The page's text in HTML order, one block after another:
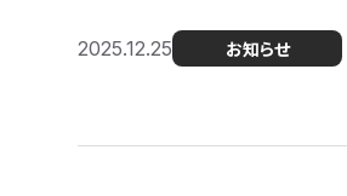
2025.12.25 お知らせ